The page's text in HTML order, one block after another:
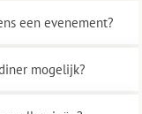
een evenement?
mogelijk?